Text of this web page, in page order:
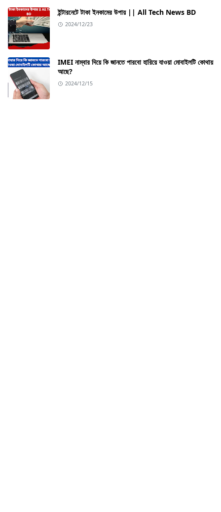
ইন্টারনেটে টাকা ইনকামের উপায় || All Tech News BD
2024/12/23
IMEI নাম্বার দিয়ে কি জানতে পারবো হারিয়ে যাওয়া মোবাইলটি কোথায়
আছে?
2024/12/15